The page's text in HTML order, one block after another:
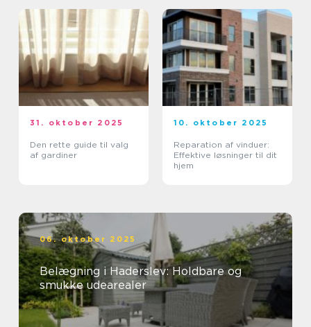
31. oktober 2025
Den rette guide til valg
af gardiner
10. oktober 2025
Reparation af vinduer:
Effektive løsninger til dit
hjem
06. oktober 2025
Belægning i Haderslev: Holdbare og
smukke udearealer